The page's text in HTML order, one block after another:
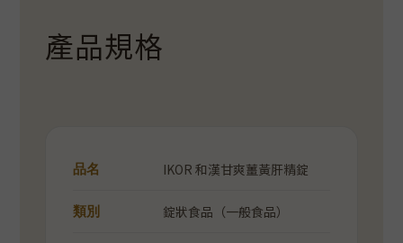
產品規格
品名 IKOR 和漢甘爽薑黃肝精錠
類別 錠狀食品（一般食品）